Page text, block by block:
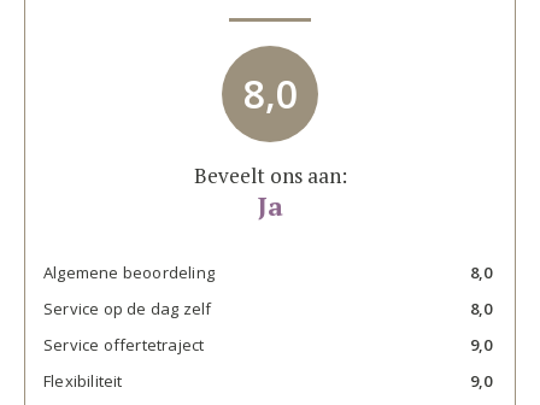
8,0
Beveelt ons aan:
Ja
Algemene beoordeling
8,0
Service op de dag zelf
8,0
Service offertetraject
9,0
Flexibiliteit
9,0